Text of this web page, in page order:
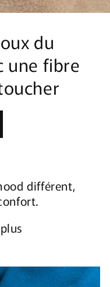
du
une fibre
différent,